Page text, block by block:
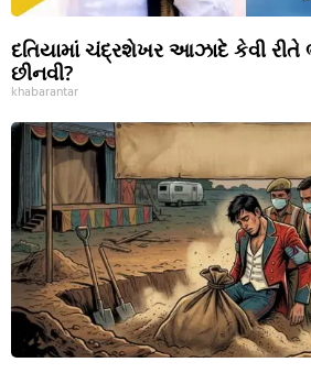
દતિયામાં ચંદ્રશેખર આઝાદે કેવી રીતે
છીનવી?
khabarantar